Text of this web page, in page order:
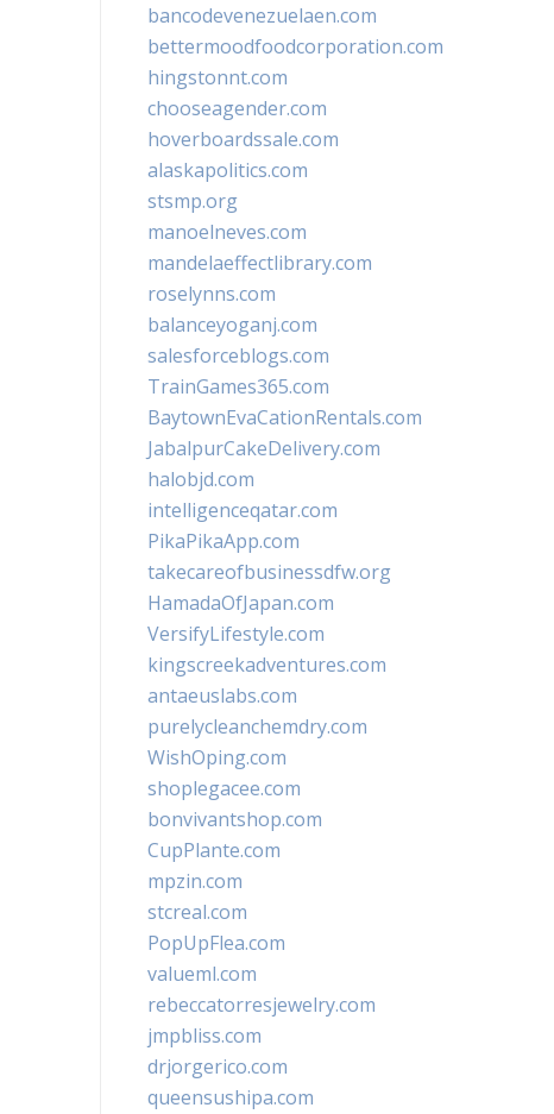
bancodevenezuelaen.com
bettermoodfoodcorporation.com
hingstonnt.com
chooseagender.com
hoverboardssale.com
alaskapolitics.com
stsmp.org
manoelneves.com
mandelaeffectlibrary.com
roselynns.com
balanceyoganj.com
salesforceblogs.com
TrainGames365.com
BaytownEvaCationRentals.com
JabalpurCakeDelivery.com
halobjd.com
intelligenceqatar.com
PikaPikaApp.com
takecareofbusinessdfw.org
HamadaOfJapan.com
VersifyLifestyle.com
kingscreekadventures.com
antaeuslabs.com
purelycleanchemdry.com
WishOping.com
shoplegacee.com
bonvivantshop.com
CupPlante.com
mpzin.com
stcreal.com
PopUpFlea.com
valueml.com
rebeccatorresjewelry.com
jmpbliss.com
drjorgerico.com
queensushipa.com